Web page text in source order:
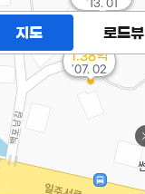
'13. 01
1.38억
'07. 02
지도 로드뷰